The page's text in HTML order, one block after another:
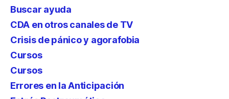
Buscar ayuda
CDA en otros canales de TV
Crisis de pánico y agorafobia
Cursos
Cursos
Errores en la Anticipación